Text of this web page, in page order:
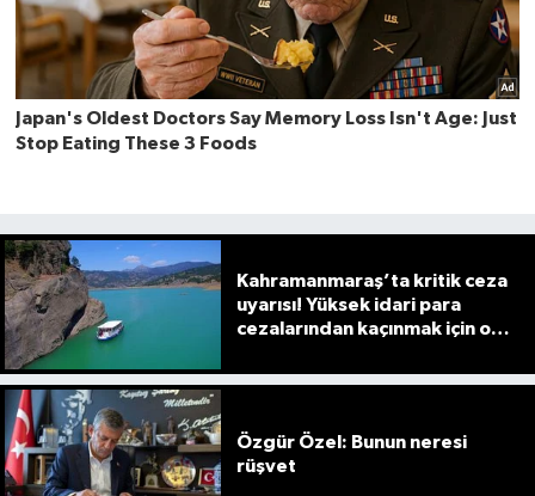
Kahramanmaraş’ta kritik ceza
uyarısı! Yüksek idari para
cezalarından kaçınmak için o
Özgür Özel: Bunun neresi
rüşvet